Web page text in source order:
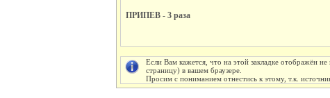
ПРИПЕВ - 3 раза
Если Вам кажется, что на этой закладке отображён
страницу) в вашем браузере.
Просим с пониманием отнестись к этому, т.к.